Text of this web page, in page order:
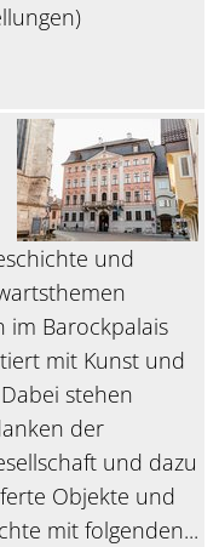
und
im Barockpalais
mit Kunst und
stehen
der
und dazu
Objekte und
mit folgenden...